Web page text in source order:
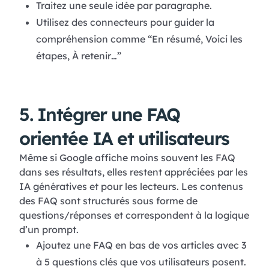
Traitez une seule idée par paragraphe.
Utilisez des connecteurs pour guider la
compréhension comme “En résumé, Voici les
étapes, À retenir…”
5. Intégrer une FAQ
orientée IA et utilisateurs
Même si Google affiche moins souvent les FAQ
dans ses résultats, elles restent appréciées par les
IA génératives et pour les lecteurs. Les contenus
des FAQ sont structurés sous forme de
questions/réponses et correspondent à la logique
d’un prompt.
Ajoutez une FAQ en bas de vos articles avec 3
à 5 questions clés que vos utilisateurs posent.